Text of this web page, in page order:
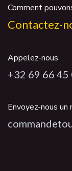
Comment
Contactez-
Appelez-nous
+32 69 66 45
Envoyez-nous un